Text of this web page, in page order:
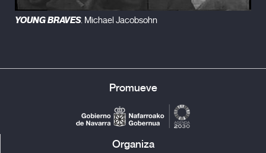
YOUNG BRAVES. Michael Jacobsohn
Promueve
Organiza